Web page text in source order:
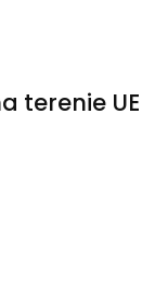
terenie UE